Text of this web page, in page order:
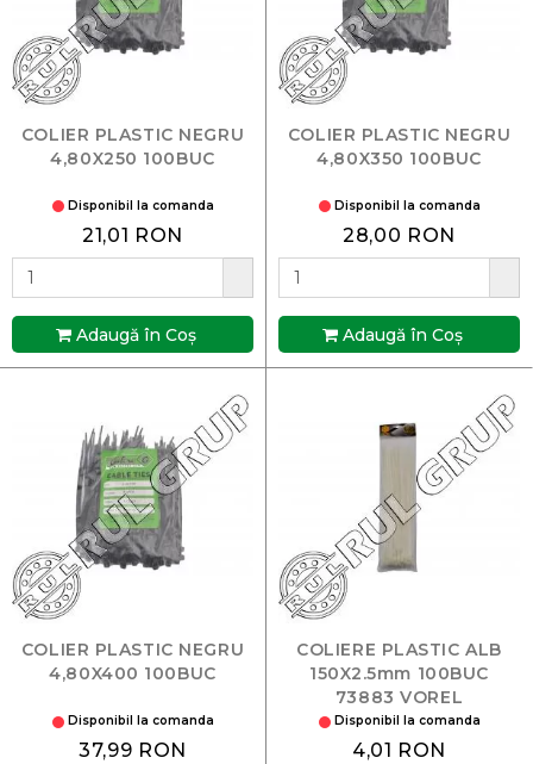
COLIER PLASTIC NEGRU
4,80X250 100BUC
Disponibil la comanda
21,01 RON
Adaugă în Coş
COLIER PLASTIC NEGRU
4,80X350 100BUC
Disponibil la comanda
28,00 RON
Adaugă în Coş
COLIER PLASTIC NEGRU
4,80X400 100BUC
Disponibil la comanda
37,99 RON
COLIERE PLASTIC ALB
150X2.5mm 100BUC
73883 VOREL
Disponibil la comanda
4,01 RON